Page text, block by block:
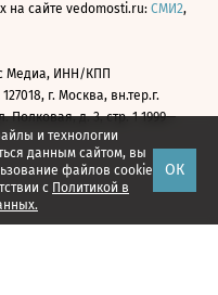
и технологии
данным сайтом, вы
файлов cookie
с Политикой в
ОК
на сайте vedomosti.ru: СМИ2,
Медиа, ИНН/КПП
127018, г. Москва, вн.тер.г.
д. 3, стр. 1 1999—